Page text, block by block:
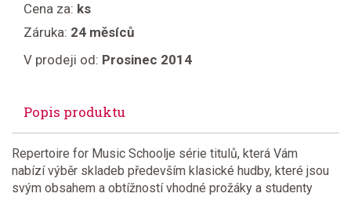
Cena za: ks
Záruka: 24 měsíců
V prodeji od: Prosinec 2014
Popis produktu
Repertoire for Music Schoolje série titulů, která Vám
nabízí výběr skladeb především klasické hudby, které jsou
svým obsahem a obtížností vhodné prožáky a studenty